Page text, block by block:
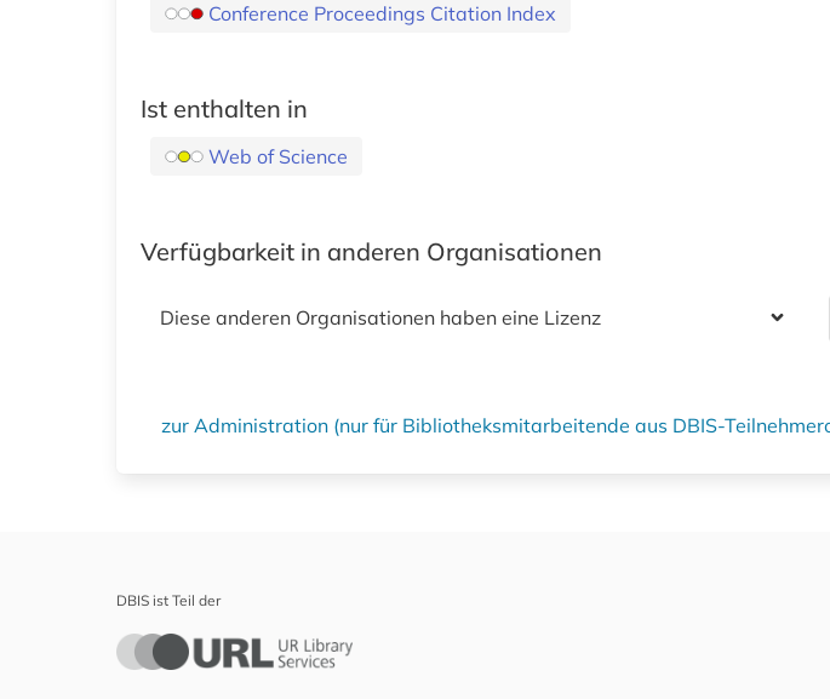
Conference Proceedings Citation Index
Ist enthalten in
Web of Science
Verfügbarkeit in anderen Organisationen
Diese anderen Organisationen haben eine Lizenz
zur Administration (nur für Bibliotheksmitarbeitende aus DBIS-
DBIS ist Teil der